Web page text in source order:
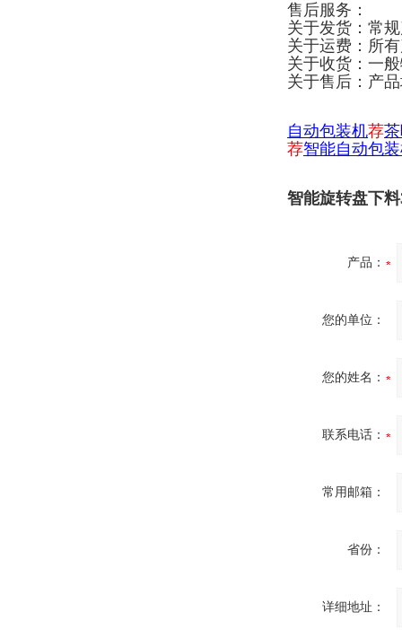
售后服务：
关于发货：常
关于运费：所
关于收货：一
关于售后：产
自动包装机荐
荐智能自动包
智能旋转盘下
产品：
您的单位：
您的姓名：
联系电话：
常用邮箱：
省份：
详细地址：